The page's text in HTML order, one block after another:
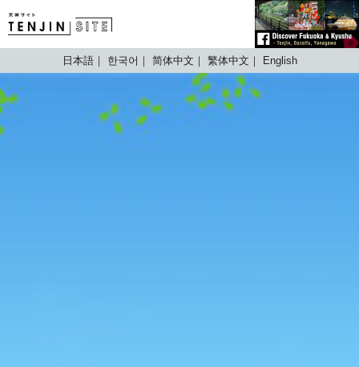
TENJIN SITE
日本語 한국어 简体中文 繁体中文 English